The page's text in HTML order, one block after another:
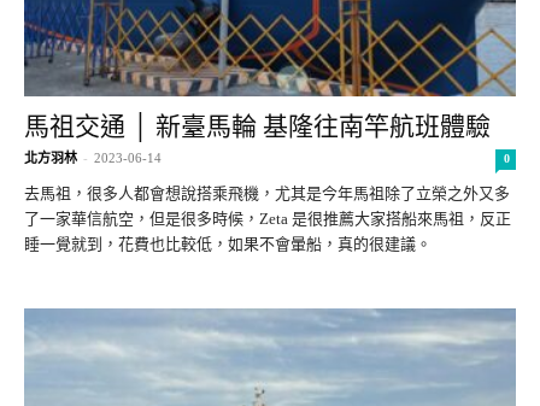
馬祖交通 │ 新臺馬輪 基隆往南竿航班體驗
北方羽林 - 2023-06-14 0
去馬祖，很多人都會想說搭乘飛機，尤其是今年馬祖除了立榮之外又多
了一家華信航空，但是很多時候，Zeta 是很推薦大家搭船來馬祖，反正
睡一覺就到，花費也比較低，如果不會暈船，真的很建議。